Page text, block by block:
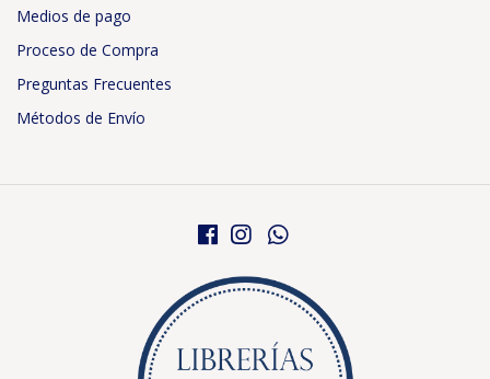
Medios de pago
Proceso de Compra
Preguntas Frecuentes
Métodos de Envío